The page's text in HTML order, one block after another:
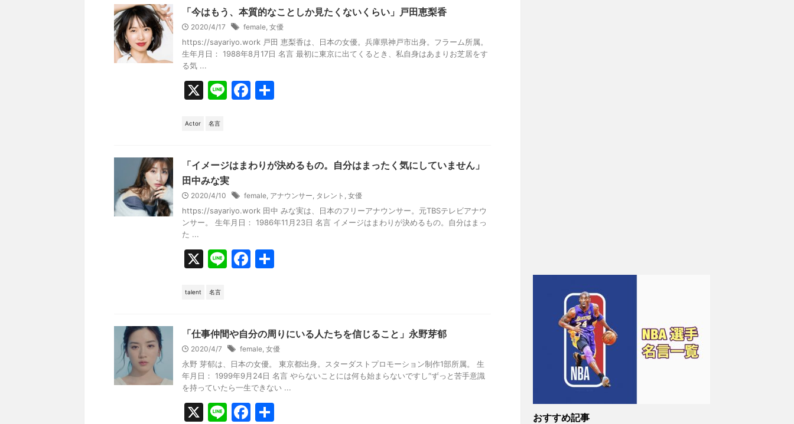
b
o
o
「今はもう、本質的なことしか見たくないくらい」戸田恵梨香
2020/4/17 female, 女優
https://sayariyo.work 戸田 恵梨香は、日本の女優。兵庫県神戸市出身。フラーム所属。
生年月日： 1988年8月17日 名言 最初に東京に出てくるとき、私自身はあまりお芝居をす
る気 ...
X
Li F
b
o
k
Actor 名言
「イメージはまわりが決めるもの。自分はまったく気にしていません」
田中みな実
2020/4/10 female, アナウンサー, タレント , 女優
https://sayariyo.work 田中 みな実は、日本のフリーアナウンサー。元TBSテレビアナウ
ンサー。 生年月日： 1986年11月23日 名言 イメージはまわりが決めるもの。自分はまっ
た ...
X
Li F
b
o
o
k
talent 名言
「仕事仲間や自分の周りにいる人たちを信じること」永野芽郁
2020/4/7 female, 女優
永野 芽郁は、日本の女優。 東京都出身。スターダストプロモーション制作1部所属。 生
年月日： 1999年9月24日 名言 やらないことには何も始まらないですし“ずっと苦手意識
を持っていたら一生できない ...
X
Li F
おすすめ記事